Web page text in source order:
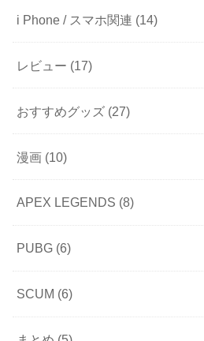
i Phone / スマホ関連 (14)
レビュー (17)
おすすめグッズ (27)
漫画 (10)
APEX LEGENDS (8)
PUBG (6)
SCUM (6)